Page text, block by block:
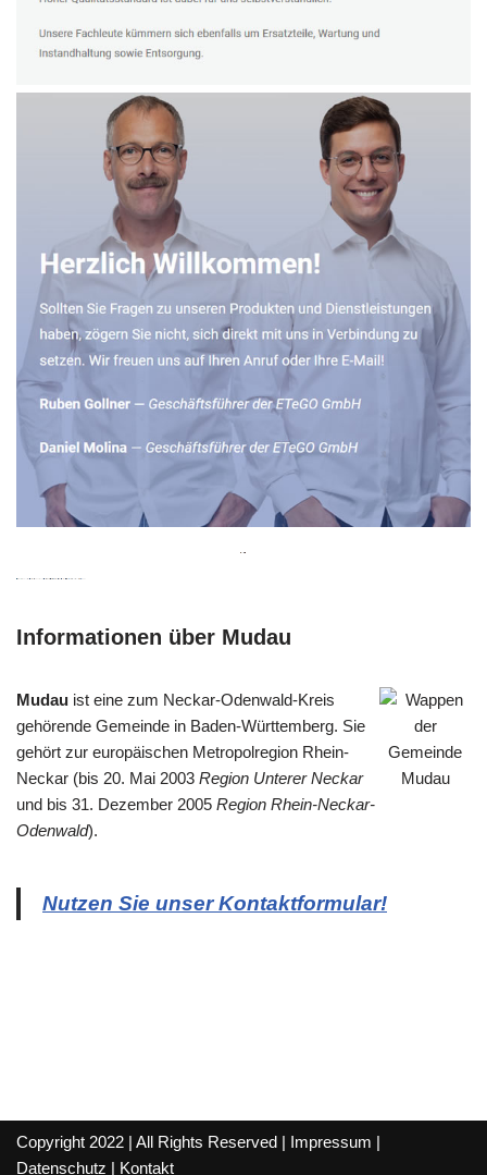
Informationen über Mudau
Mudau ist eine zum Neckar-Odenwald-Kreis
gehörende Gemeinde in Baden-Württemberg. Sie
gehört zur europäischen Metropolregion Rhein-
Neckar (bis 20. Mai 2003 Region Unterer Neckar
und bis 31. Dezember 2005 Region Rhein-Neckar-
Odenwald).
Nutzen Sie unser Kontaktformular!
Copyright 2022 | All Rights Reserved | Impressum |
Datenschutz | Kontakt